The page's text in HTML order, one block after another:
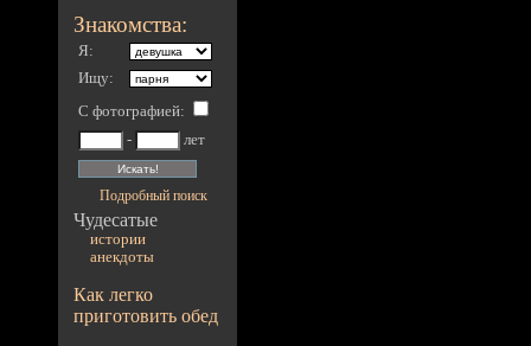
Знакомства:
Я:
Ищу:
С фотографией:
-
лет
Подробный поиск
Чудесатые
истории
анекдоты
Как легко
приготовить обед